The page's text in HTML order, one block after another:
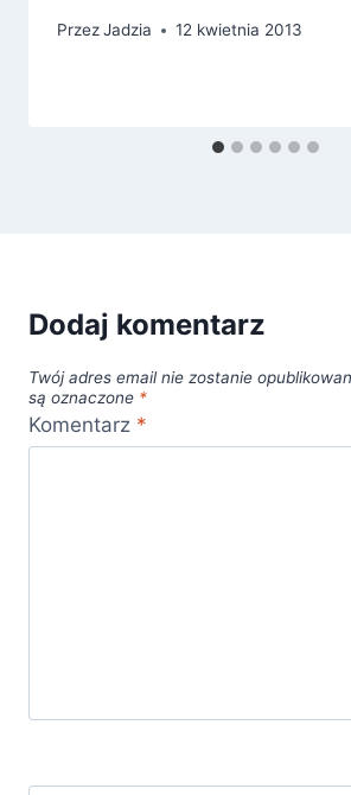
PrzezJadzia 12 kwietnia 2013
Dodaj komentarz
Twój adres email nie zostanie
są oznaczone *
Komentarz *